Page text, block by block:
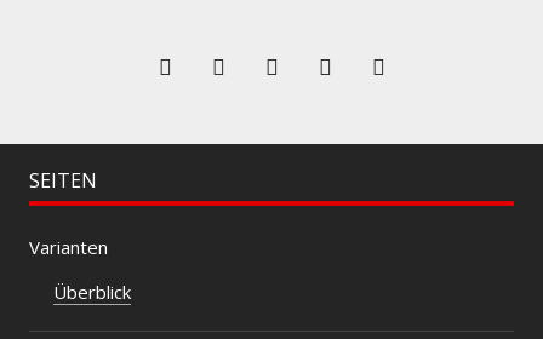
SEITEN
Varianten
Überblick